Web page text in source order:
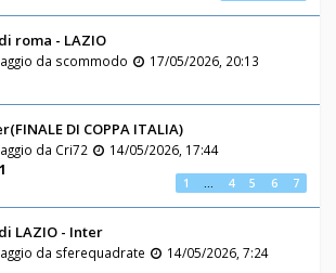
roma - LAZIO
da scommodo
17/05/2026, 20:13
DI COPPA ITALIA)
da Cri72
14/05/2026, 17:44
1 … 4 5 6 7
LAZIO - Inter
da sferequadrate
14/05/2026, 7:24